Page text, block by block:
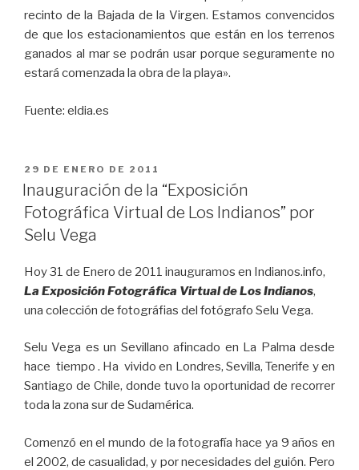
recinto de la Bajada de la Virgen. Estamos convencidos
de que los estacionamientos que están en los terrenos
ganados al mar se podrán usar porque seguramente no
estará comenzada la obra de la playa».
Fuente: eldia.es
PUBLICADO
EL
29 DE ENERO DE 2011
Inauguración de la “Exposición
Fotográfica Virtual de Los Indianos” por
Selu Vega
Hoy 31 de Enero de 2011 inauguramos en Indianos.info,
La Exposición Fotográfica Virtual de Los Indianos,
una colección de fotográfias del fotógrafo Selu Vega.
Selu Vega es un Sevillano afincado en La Palma desde
hace tiempo . Ha vivido en Londres, Sevilla, Tenerife y en
Santiago de Chile, donde tuvo la oportunidad de recorrer
toda la zona sur de Sudamérica.
Comenzó en el mundo de la fotografía hace ya 9 años en
el 2002, de casualidad, y por necesidades del guión. Pero